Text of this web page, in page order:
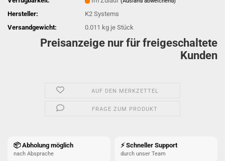
Hersteller:
K2 Systems
Versandgewicht:
0.011 kg je Stück
Preisanzeige nur für freigeschaltete
Kunden
AUF DEN MERKZETTEL
FRAGE ZUM PRODUKT
📦 Abholung möglich
nach Absprache
⚡ Schneller Support
durch unser Team